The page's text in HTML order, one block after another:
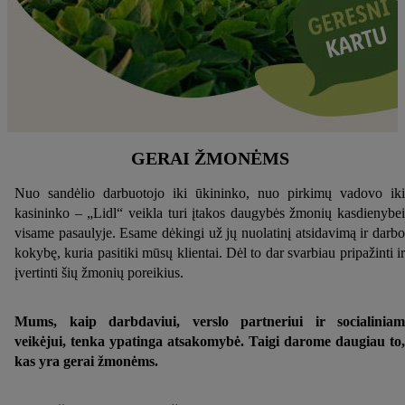
GERAI ŽMONĖMS
Nuo sandėlio darbuotojo iki ūkininko, nuo pirkimų vadovo iki
kasininko – „Lidl“ veikla turi įtakos daugybės žmonių kasdienybei
visame pasaulyje. Esame dėkingi už jų nuolatinį atsidavimą ir darbo
kokybę, kuria pasitiki mūsų klientai. Dėl to dar svarbiau pripažinti ir
įvertinti šių žmonių poreikius.
Mums, kaip darbdaviui, verslo partneriui ir socialiniam
veikėjui, tenka ypatinga atsakomybė. Taigi darome daugiau to,
kas yra gerai žmonėms.